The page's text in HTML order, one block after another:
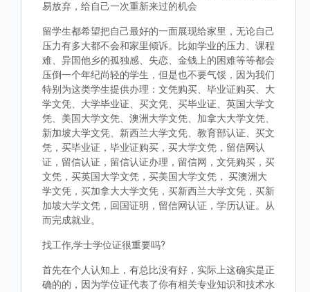
易放弃，给自己一次重新来过的机会
留学生都希望把自己最好的一面展现给家里，无论自己
压力有多大都不会和家里倾诉。比如学业的压力、课程
难、异国他乡的孤独感、失恋、金钱上的困难等等都会
压倒一个年纪尚轻的学生，但是也不要气馁，因为我们
特别为这类学生提供办理：文凭购买、毕业证购买、大
学文凭、大学毕业证、买文凭、买毕业证、英国大学文
凭、美国大学文凭、澳洲大学文凭、加拿大大学文凭、
新加坡大学文凭、新西兰大学文凭、教育部认证、买文
凭，买毕业证，毕业证购买，买大学文凭，留信网认
证，留信认证，留信认证办理，留信网，文凭购买，买
文凭，买英国大学文凭，买美国大学文凭， 买澳洲大
学文凭，买加拿大大学文凭，买新西兰大学文凭，买新
加坡大学文凭，回国证明，留信网认证，学历认证。从
而完成就业。
找工作,学士学位证很重要吗?
首先在个人认知上，有总比没有好，实际上这确实是正
确的的，因为学位证代表了你有相关专业知识和技术水